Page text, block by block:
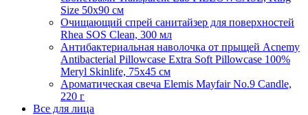
Size 50x90 см
Очищающий спрей санитайзер для поверхностей
Rhea SOS Clean, 300 мл
Антибактериальная наволочка от прыщей Acnemy
Antibacterial Pillowcase Extra Soft Pillowcase 100%
Meryl Skinlife, 75х45 см
Ароматическая свеча Elemis Mayfair No.9 Candle,
220 г
Все для лица